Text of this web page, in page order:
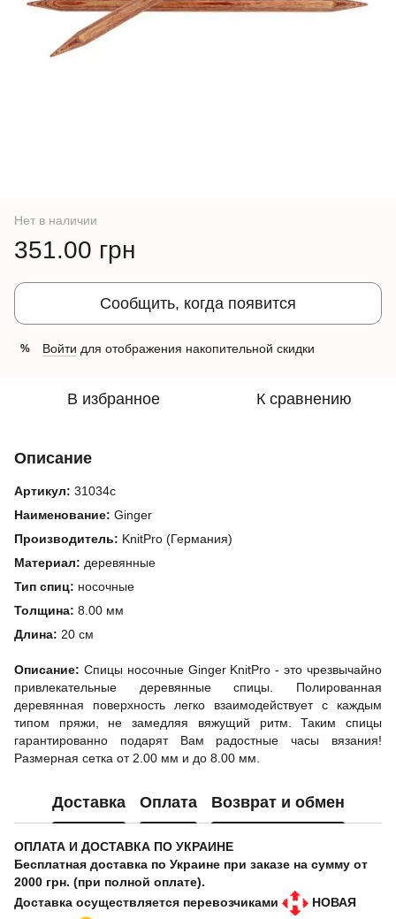
Нет в наличии
351.00 грн
Сообщить, когда появится
% Войти для отображения накопительной скидки
В избранное К сравнению
Описание
Артикул: 31034c
Наименование: Ginger
Производитель: KnitPro (Германия)
Материал: деревянные
Тип спиц: носочные
Толщина: 8.00 мм
Длина: 20 см
Описание: Спицы носочные Ginger KnitPro - это чрезвычайно
привлекательные деревянные спицы. Полированная
деревянная поверхность легко взаимодействует с каждым
типом пряжи, не замедляя вяжущий ритм. Таким спицы
гарантированно подарят Вам радостные часы вязания!
Размерная сетка от 2.00 мм и до 8.00 мм.
Доставка Оплата Возврат и обмен
ОПЛАТА И ДОСТАВКА ПО УКРАИНЕ
Бесплатная доставка по Украине при заказе на сумму от
2000 грн. (при полной оплате).
Доставка осуществляется перевозчиками
НОВАЯ